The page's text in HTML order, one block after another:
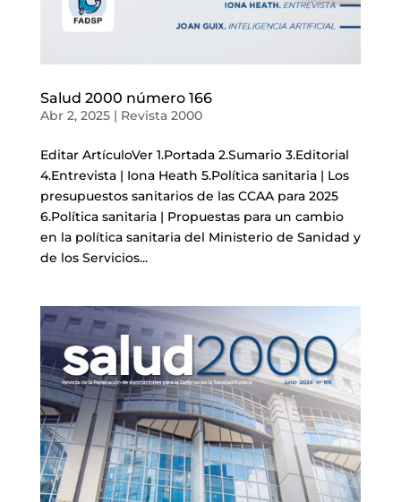
Salud 2000 número 166
Abr 2, 2025| Revista 2000
Editar ArtículoVer 1.Portada 2.Sumario 3.Editorial
4.Entrevista | Iona Heath 5.Política sanitaria | Los
presupuestos sanitarios de las CCAA para 2025
6.Política sanitaria | Propuestas para un cambio
en la política sanitaria del Ministerio de Sanidad y
de los Servicios...